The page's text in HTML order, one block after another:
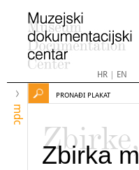
HR| EN
mdc
PRONAĐI PLAKAT
Zbirka